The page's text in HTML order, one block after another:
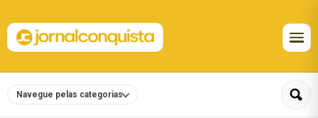
Navegue pelas categorias